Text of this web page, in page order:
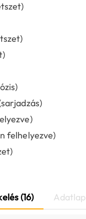
felhelyezve)
(16) Adatlap